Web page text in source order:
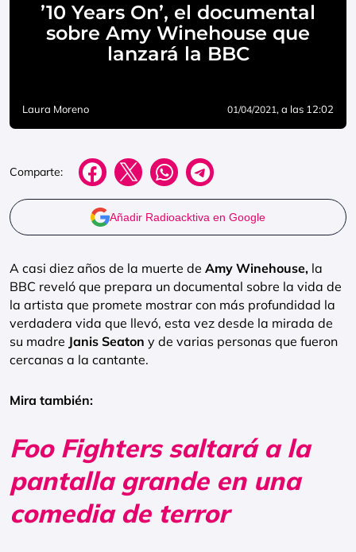
’10 Years On’, el documental
sobre Amy Winehouse que
lanzará la BBC
Laura Moreno 01/04/2021, a las 12:02
Comparte:
Añadir Radioacktiva en Google
A casi diez años de la muerte de Amy Winehouse, la
BBC reveló que prepara un documental sobre la vida de
la artista que promete mostrar con más profundidad la
verdadera vida que llevó, esta vez desde la mirada de
su madre Janis Seaton y de varias personas que fueron
cercanas a la cantante.
Mira también:
Foo Fighters saltará a la
pantalla grande en una
comedia de terror